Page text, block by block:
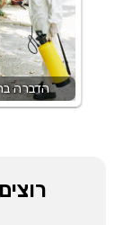
הדברה